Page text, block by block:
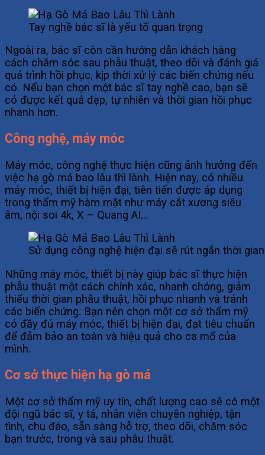
Tay nghề bác sĩ là yếu tố quan trọng
Ngoài ra, bác sĩ còn cần hướng dẫn khách hàng
cách chăm sóc sau phẫu thuật, theo dõi và đánh giá
quá trình hồi phục, kịp thời xử lý các biến chứng nếu
có. Nếu bạn chọn một bác sĩ tay nghề cao, bạn sẽ
có được kết quả đẹp, tự nhiên và thời gian hồi phục
nhanh hơn.
Công nghệ, máy móc
Máy móc, công nghệ thực hiện cũng ảnh hưởng đến
việc hạ gò má bao lâu thì lành. Hiện nay, có nhiều
máy móc, thiết bị hiện đại, tiên tiến được áp dụng
trong thẩm mỹ hàm mặt như máy cắt xương siêu
âm, nội soi 4k, X – Quang AI…
Sử dụng công nghệ hiện đại sẽ rút ngắn thời
Những máy móc, thiết bị này giúp bác sĩ thực hiện
phẫu thuật một cách chính xác, nhanh chóng, giảm
thiểu thời gian phẫu thuật, hồi phục nhanh và tránh
các biến chứng. Bạn nên chọn một cơ sở thẩm mỹ
có đầy đủ máy móc, thiết bị hiện đại, đạt tiêu chuẩn
để đảm bảo an toàn và hiệu quả cho ca mổ của
mình.
Cơ sở thực hiện hạ gò má
Một cơ sở thẩm mỹ uy tín, chất lượng cao sẽ có một
đội ngũ bác sĩ, y tá, nhân viên chuyên nghiệp, tận
tình, chu đáo, sẵn sàng hỗ trợ, theo dõi, chăm sóc
bạn trước, trong và sau phẫu thuật.